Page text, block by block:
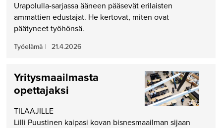
Urapolulla-sarjassa ääneen pääsevät erilaisten
ammattien edustajat. He kertovat, miten ovat
päätyneet työhönsä.
Työelämä | 21.4.2026
Yritysmaailmasta
opettajaksi
TILAAJILLE
Lilli Puustinen kaipasi kovan bisnesmaailman sijaan